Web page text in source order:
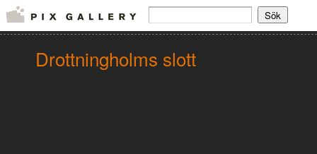
Drottningholms slott